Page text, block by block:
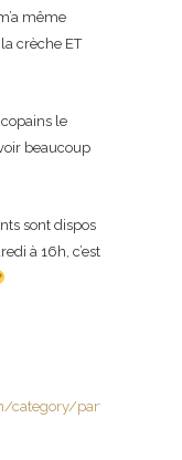
même
crèche ET
le
beaucoup
sont dispos
à 16h, c’est
category/party/